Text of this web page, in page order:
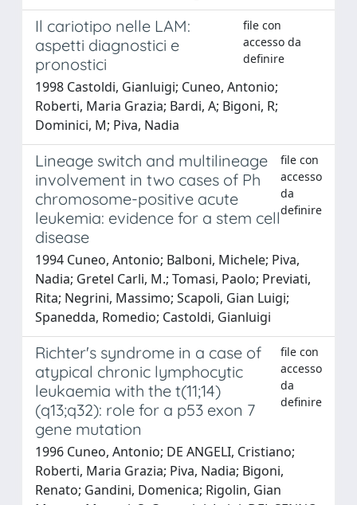
Il cariotipo nelle LAM:
aspetti diagnostici e
pronostici
file con
accesso da
definire
1998 Castoldi, Gianluigi; Cuneo, Antonio;
Roberti, Maria Grazia; Bardi, A; Bigoni, R;
Dominici, M; Piva, Nadia
Lineage switch and multilineage
involvement in two cases of Ph
chromosome-positive acute
leukemia: evidence for a stem cell
disease
file con
accesso
da
definire
1994 Cuneo, Antonio; Balboni, Michele; Piva,
Nadia; Gretel Carli, M.; Tomasi, Paolo; Previati,
Rita; Negrini, Massimo; Scapoli, Gian Luigi;
Spanedda, Romedio; Castoldi, Gianluigi
Richter's syndrome in a case of
atypical chronic lymphocytic
leukaemia with the t(11;14)
(q13;q32): role for a p53 exon 7
gene mutation
file con
accesso
da
definire
1996 Cuneo, Antonio; DE ANGELI, Cristiano;
Roberti, Maria Grazia; Piva, Nadia; Bigoni,
Renato; Gandini, Domenica; Rigolin, Gian